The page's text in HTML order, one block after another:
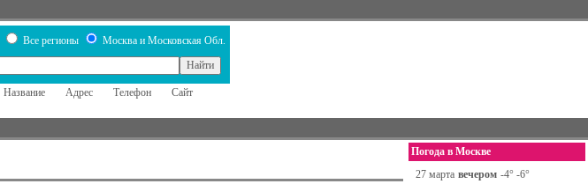
Все регионы Москва и Московская Обл.
Название Адрес Телефон Сайт
Погода в Москве
27 марта вечером -4° -6°